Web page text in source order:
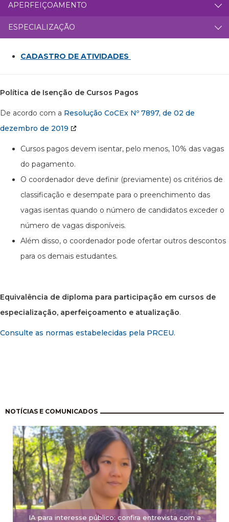
APERFEIÇOAMENTO
ESPECIALIZAÇÃO
CADASTRO DE ATIVIDADES
Política de Isenção de Cursos Pagos
De acordo com a Resolução CoCEx Nº 7897, de 02 de
dezembro de 2019
Cursos pagos devem isentar, pelo menos, 10% das vagas
do pagamento.
O coordenador deve definir (previamente) os critérios de
classificação e desempate para o preenchimento das
vagas isentas quando o número de candidatos exceder o
número de vagas disponíveis.
Além disso, o coordenador pode ofertar outros descontos
para os demais estudantes.
Equivalência de diploma para participação em cursos de
especialização, aperfeiçoamento e atualização.
Consulte as normas estabelecidas pela PRCEU.
NOTÍCIAS E COMUNICADOS
IA para interesse público: confira entrevista com a
Paginação